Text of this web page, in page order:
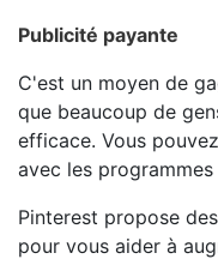
Publicité payante
C'est un moyen de
que beaucoup de
efficace. Vous
avec les
Pinterest propose
pour vous aider à